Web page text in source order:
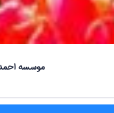
موسسه